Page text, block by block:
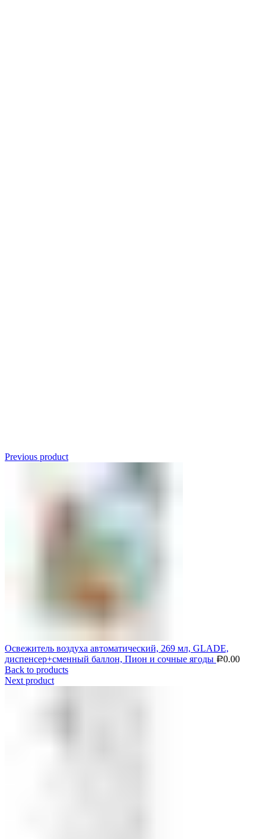
Previous product
Освежитель воздуха автоматический, 269 мл, GLADE,
диспенсер+сменный баллон, Пион и сочные ягоды Р0.00
Back to products
Next product